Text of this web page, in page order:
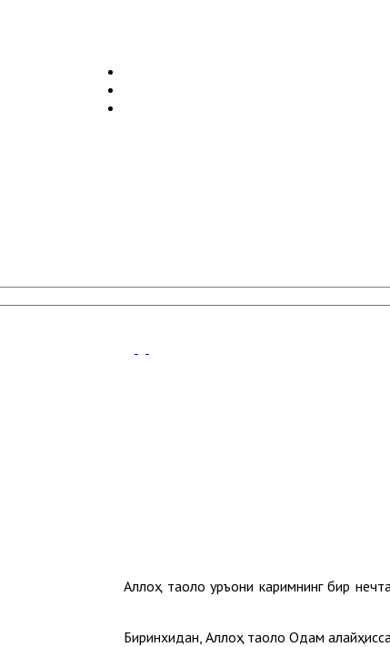
Аллоҳ таоло Қуръони каримнинг бир
Биринxидан, Аллоҳ таоло Одам